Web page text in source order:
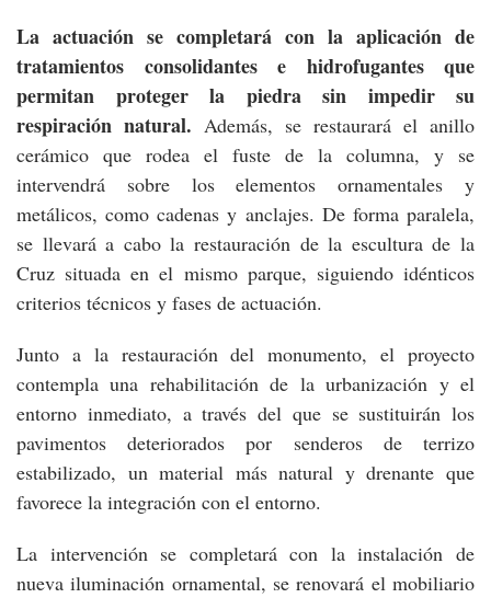
La actuación se completará con la aplicación de
tratamientos consolidantes e hidrofugantes que
permitan proteger la piedra sin impedir su
respiración natural. Además, se restaurará el anillo
cerámico que rodea el fuste de la columna, y se
intervendrá sobre los elementos ornamentales y
metálicos, como cadenas y anclajes. De forma paralela,
se llevará a cabo la restauración de la escultura de la
Cruz situada en el mismo parque, siguiendo idénticos
criterios técnicos y fases de actuación.
Junto a la restauración del monumento, el proyecto
contempla una rehabilitación de la urbanización y el
entorno inmediato, a través del que se sustituirán los
pavimentos deteriorados por senderos de terrizo
estabilizado, un material más natural y drenante que
favorece la integración con el entorno.
La intervención se completará con la instalación de
nueva iluminación ornamental, se renovará el mobiliario